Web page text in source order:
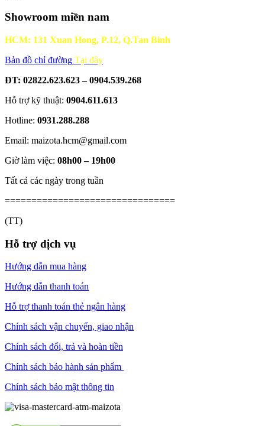
Showroom miền nam
HCM: 131 Xuan Hong, P.12, Q.Tan Binh
Bản đồ chỉ đường Tại đây
ĐT: 02822.623.623 – 0904.539.268
Hỗ trợ kỹ thuật: 0904.611.613
Hotline: 0931.288.288
Email: maizota.hcm@gmail.com
Giờ làm việc: 08h00 – 19h00
Tất cả các ngày trong tuần
================================
(TT)
Hỗ trợ dịch vụ
Hướng dẫn mua hàng
Hướng dẫn thanh toán
Hỗ trợ thanh toán thẻ ngân hàng
Chính sách vận chuyển, giao nhận
Chính sách đổi, trả và hoàn tiền
Chính sách bảo hành sản phẩm
Chính sách bảo mật thông tin